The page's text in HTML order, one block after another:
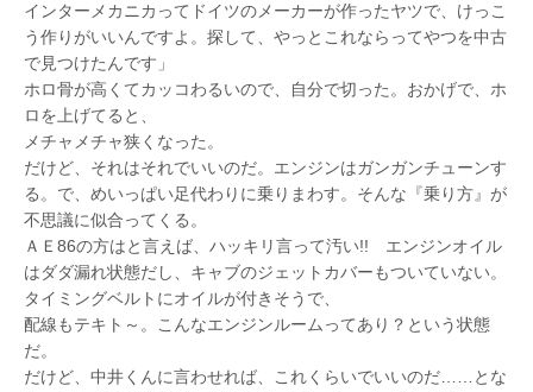
インターメカニカってドイツのメーカーが作ったヤツで、けっこ
う作りがいいんですよ。探して、やっとこれならってやつを中古
で見つけたんです」
ホロ骨が高くてカッコわるいので、自分で切った。おかげで、ホ
ロを上げてると、
メチャメチャ狭くなった。
だけど、それはそれでいいのだ。エンジンはガンガンチューンす
る。で、めいっぱい足代わりに乗りまわす。そんな『乗り方』が
不思議に似合ってくる。
ＡＥ86の方はと言えば、ハッキリ言って汚い!! エンジンオイル
はダダ漏れ状態だし、キャブのジェットカバーもついていない。
タイミングベルトにオイルが付きそうで、
配線もテキト～。こんなエンジンルームってあり？という状態
だ。
だけど、中井くんに言わせれば、これくらいでいいのだ……とな